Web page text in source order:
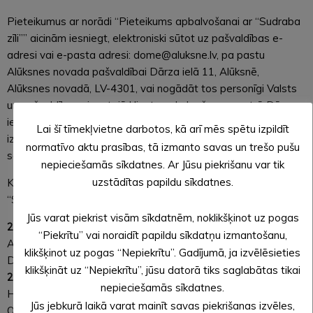
Pieteikumus ar norādi “Pieteikums apbalvošanai ar “Sudraba
zīli”” aicinām iesniegt, elektroniski sūtot uz pašvaldības e-
adresi vai e-pasta adresi: dome@aluksne.lv, pa pastu
Alūksnes novada pašvaldībai Dārza ielā 11, Alūksnē,
Alūksnes novadā, LV-4301, vai nogādāt tos personīgi Valsts
un pašvaldības vienotajā klientu apkalpošanas centrā Dārza
ielā 11, Alūksnē. Lai atvieglotu pretendentu pieteikšanu, ir
izveidota arī elektroniski aizpildāma veidlapa, kas atrodama
saitē:
http://ej.uz/Sudraba_zili
Kopš 2010. gada Alūksnes novada augstākais apbalvojums
“Sudraba zīle” piešķirts:
2010. gadā
– Andrejam Aleksejevam, Zinovijai un Gunāram
Aplokiem, Jānim Baltiņam, Intaram Berkulim, Vilnim Blūmam,
Dzidrai Mazikai, Jānim Polim, Agritai Šaicānei, Ivaram Zariņam
2011. gadā– Lidijai Zitānei, Vizmai Dravniecei, Ivaram
Hamanim, Viesturam Kazainim, Andrim Kļaviņam, Gunāram
Lai šī tīmekļvietne darbotos, kā arī mēs spētu izpildīt
normatīvo aktu prasības, tā izmanto savas un trešo pušu
nepieciešamās sīkdatnes. Ar Jūsu piekrišanu var tik
uzstādītas papildu sīkdatnes.
Jūs varat piekrist visām sīkdatnēm, noklikšķinot uz pogas
“Piekrītu” vai noraidīt papildu sīkdatņu izmantošanu,
klikšķinot uz pogas “Nepiekrītu”. Gadījumā, ja izvēlēsieties
klikšķināt uz “Nepiekrītu”, jūsu datorā tiks saglabātas tikai
nepieciešamās sīkdatnes.
Jūs jebkurā laikā varat mainīt savas piekrišanas izvēles,